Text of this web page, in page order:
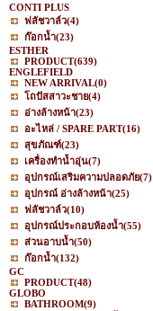
CONTI PLUS
ฟลัชวาล์ว(4)
ก๊อกน้ำ(23)
ESTHER
PRODUCT(639)
ENGLEFIELD
NEW ARRIVAL(0)
โถปัสสาวะชาย(4)
อ่างล้างหน้า(23)
อะไหล่ / SPARE PART(16)
สุขภัณฑ์(23)
เครื่องทำน้ำอุ่น(7)
อุปกรณ์เสริมความปลอดภัย(7)
อุปกรณ์ อ่างล้างหน้า(25)
ฟลัชวาล์ว(10)
อุปกรณ์ประกอบห้องน้ำ(55)
ส่วนอาบน้ำ(50)
ก๊อกน้ำ(132)
GC
PRODUCT(48)
GLOBO
BATHROOM(9)